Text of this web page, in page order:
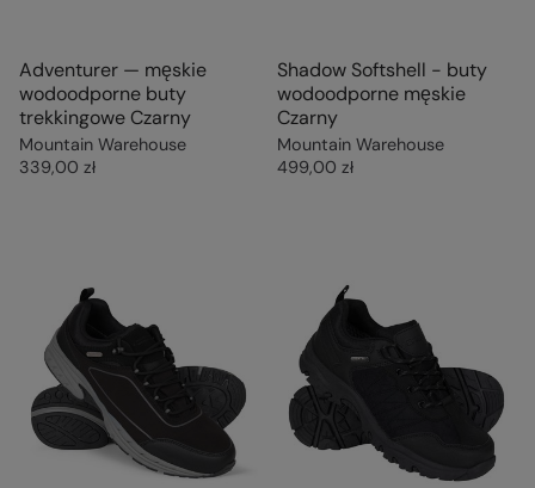
Adventurer — męskie
wodoodporne buty
trekkingowe Czarny
Mountain Warehouse
339,00 zł
Shadow Softshell - buty
wodoodporne męskie
Czarny
Mountain Warehouse
499,00 zł